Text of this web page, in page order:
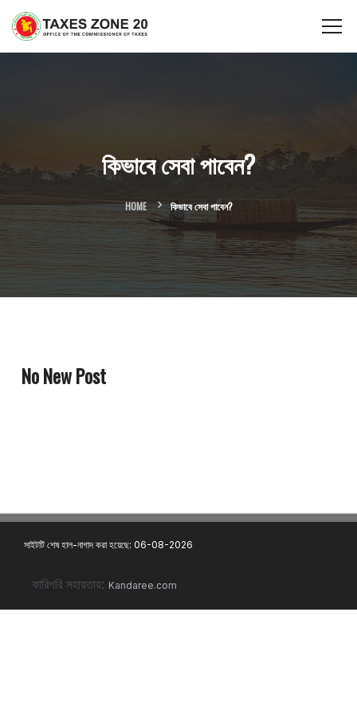
কিভাবে সেবা পাবেন?
HOME কিভাবে সেবা পাবেন?
No New Post
সাইটটি শেষ হাল-নাগাদ করা হয়েছে: 06-08-2026
কারিগরি সহায়তায়: Kandaree.com